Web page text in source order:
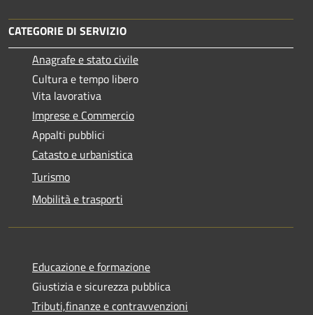
CATEGORIE DI SERVIZIO
Anagrafe e stato civile
Cultura e tempo libero
Vita lavorativa
Imprese e Commercio
Appalti pubblici
Catasto e urbanistica
Turismo
Mobilità e trasporti
Educazione e formazione
Giustizia e sicurezza pubblica
Tributi,finanze e contravvenzioni